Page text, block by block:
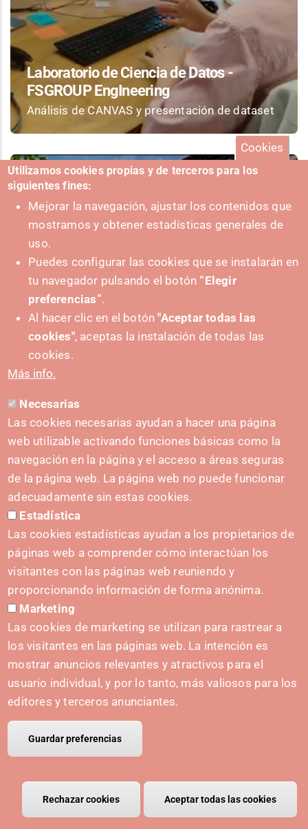
Laboratorio de Ciencia de Datos -
FSGROUP EngIneering
Análisis de CANVAS y presentación de dataset
Laboratorio de Ciencia de Datos - INTIA
Desarrollo de un modelo predictivo de eclosión
de una plaga en Navarra, el taladro de la
alcachofa
Laboratorio de Ciencia de Datos - Elara
ingenieros
El programa está dirigido a dos tipos de
Cookies
Utilizamos cookies propias y de terceros para los
siguientes fines:
Mejorar la navegación, ajustar los contenidos que
mostramos y obtener estadísticas generales de
uso.
Puedes configurar las cookies que se instalarán en
tu navegador pulsando el botón “Elegir
preferencias”.
Al hacer clic en el botón"Aceptar todas las
cookies", aceptas la instalación de todas las
cookies.
Más info.
Necesarias
Las cookies necesarias ayudan a hacer una página
web utilizable activando funciones básicas como la
navegación en la página y el acceso a áreas seguras
de la página web. La página web no puede funcionar
adecuadamente sin estas cookies.
Estadística
Las cookies estadísticas ayudan a los propietarios de
páginas web a comprender cómo interactúan los
visitantes con las páginas web reuniendo y
proporcionando información de forma anónima.
Marketing
Las cookies de marketing se utilizan para rastrear a
los visitantes en las páginas web. La intención es
mostrar anuncios relevantes y atractivos para el
usuario individual, y por lo tanto, más valiosos para los
editores y terceros anunciantes.
Guardar preferencias
Rechazar cookies Aceptar todas las cookies
Retirar el consentimiento